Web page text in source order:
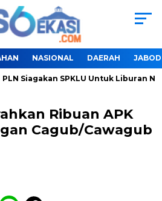
NASIONAL DAERAH
SPKLU Untuk Liburan Nataru
Ribuan APK
Cagub/Cawagub